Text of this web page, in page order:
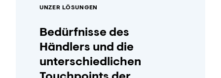
UNZER LÖSUNGEN
Bedürfnisse des
Händlers und die
unterschiedlichen